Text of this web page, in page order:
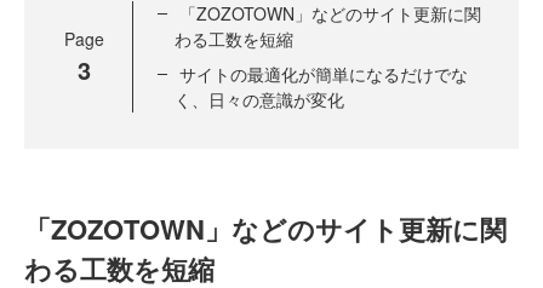
Page
3
「ZOZOTOWN」などのサイト更新に関
わる工数を短縮
サイトの最適化が簡単になるだけでな
く、日々の意識が変化
「ZOZOTOWN」などのサイト更新に関
わる工数を短縮